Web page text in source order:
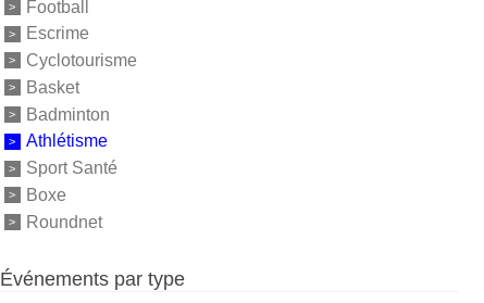
Football
Escrime
Cyclotourisme
Basket
Badminton
Athlétisme
Sport Santé
Boxe
Roundnet
Événements par type